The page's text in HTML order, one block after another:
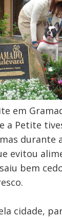
em
a Petite
durante
evitou
bem
cidade,